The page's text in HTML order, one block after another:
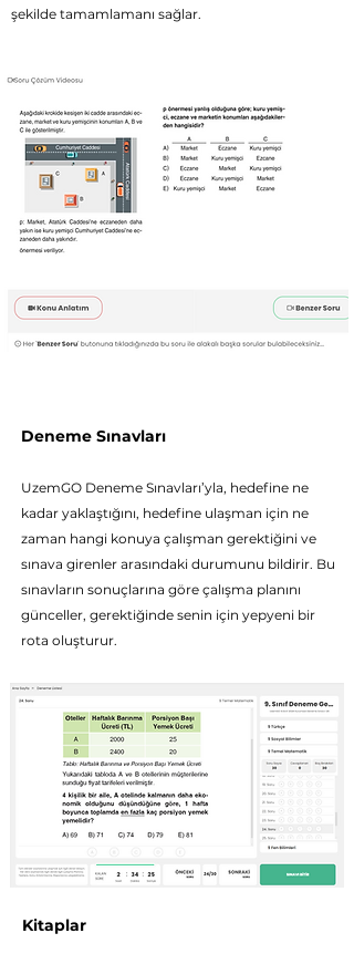
şekilde tamamlamanı sağlar.
Deneme Sınavları
UzemGO Deneme Sınavları’yla, hedefine ne
kadar yaklaştığını, hedefine ulaşman için ne
zaman hangi konuya çalışman gerektiğini ve
sınava girenler arasındaki durumunu bildirir. Bu
sınavların sonuçlarına göre çalışma planını
günceller, gerektiğinde senin için yepyeni bir
rota oluşturur.
Kitaplar